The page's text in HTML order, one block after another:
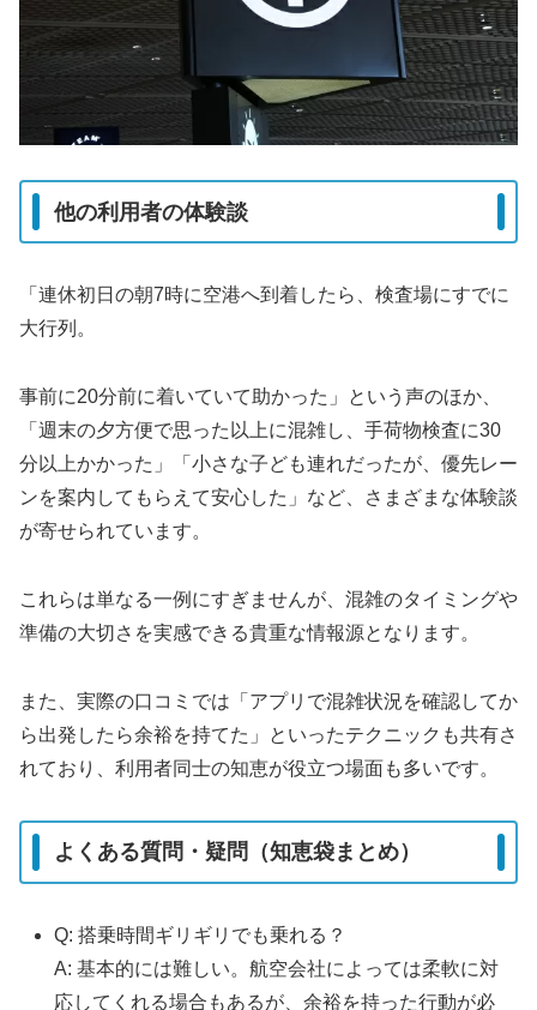
他の利用者の体験談
「連休初日の朝7時に空港へ到着したら、検査場にすでに
大行列。
事前に20分前に着いていて助かった」という声のほか、
「週末の夕方便で思った以上に混雑し、手荷物検査に30
分以上かかった」「小さな子ども連れだったが、優先レー
ンを案内してもらえて安心した」など、さまざまな体験談
が寄せられています。
これらは単なる一例にすぎませんが、混雑のタイミングや
準備の大切さを実感できる貴重な情報源となります。
また、実際の口コミでは「アプリで混雑状況を確認してか
ら出発したら余裕を持てた」といったテクニックも共有さ
れており、利用者同士の知恵が役立つ場面も多いです。
よくある質問・疑問（知恵袋まとめ）
Q: 搭乗時間ギリギリでも乗れる？
A: 基本的には難しい。航空会社によっては柔軟に対
応してくれる場合もあるが、余裕を持った行動が必